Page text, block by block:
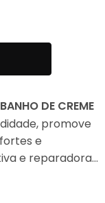
DE CREME
promove
e
e reparadora…